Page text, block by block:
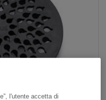
l'utente accetta di